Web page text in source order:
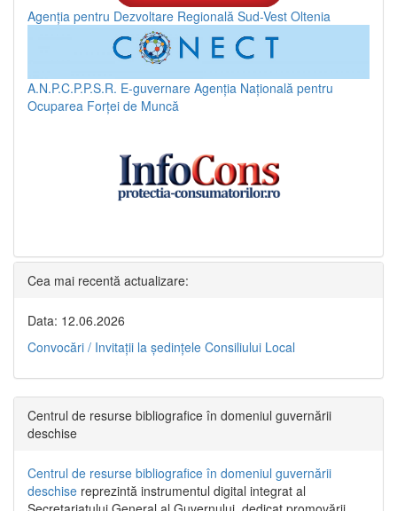
Agenția pentru Dezvoltare Regională Sud-Vest Oltenia
A.N.P.C.P.P.S.R. E-guvernare Agenția Națională pentru
Ocuparea Forței de Muncă
Cea mai recentă actualizare:
Data: 12.06.2026
Convocări / Invitaţii la şedinţele Consiliului Local
Centrul de resurse bibliografice în domeniul guvernării
deschise
Centrul de resurse bibliografice în domeniul guvernării
deschise reprezintă instrumentul digital integrat al